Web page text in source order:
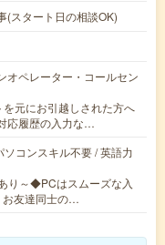
(スタート日の相談OK)
オペレーター・コールセン
元にお引越しされた方へ
応履歴の入力な…
ソコンスキル不要 / 英語力
り～◆PCはスムーズな入
お友達同士の…